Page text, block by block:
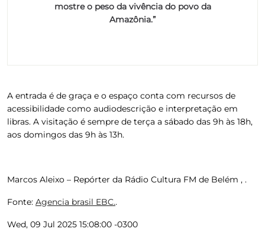
mostre o peso da vivência do povo da
Amazônia.”
A entrada é de graça e o espaço conta com recursos de
acessibilidade como audiodescrição e interpretação em
libras. A visitação é sempre de terça a sábado das 9h às 18h,
aos domingos das 9h às 13h.
Marcos Aleixo – Repórter da Rádio Cultura FM de Belém , .
Fonte: Agencia brasil EBC..
Wed, 09 Jul 2025 15:08:00 -0300